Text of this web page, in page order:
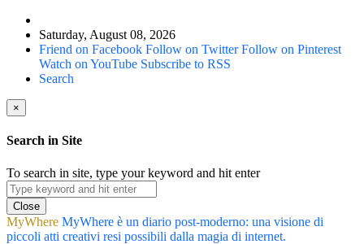
Saturday, August 08, 2026
Friend on Facebook Follow on Twitter Follow on Pinterest
Watch on YouTube Subscribe to RSS
Search
×
Search in Site
To search in site, type your keyword and hit enter
Close
MyWhere MyWhere è un diario post-moderno: una visione di
piccoli atti creativi resi possibili dalla magia di internet.